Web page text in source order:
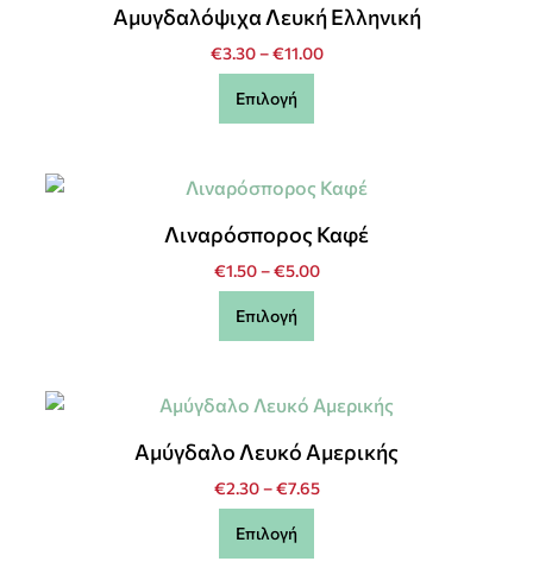
Αμυγδαλόψιχα Λευκή Ελληνική
€3.30 – €11.00
Επιλογή
Λιναρόσπορος Καφέ
€1.50 – €5.00
Επιλογή
Αμύγδαλο Λευκό Αμερικής
€2.30 – €7.65
Επιλογή